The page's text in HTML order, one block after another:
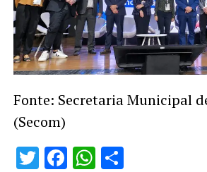
Fonte: Secretaria Municipal
(Secom)
Twitter
Facebook
WhatsApp
Share